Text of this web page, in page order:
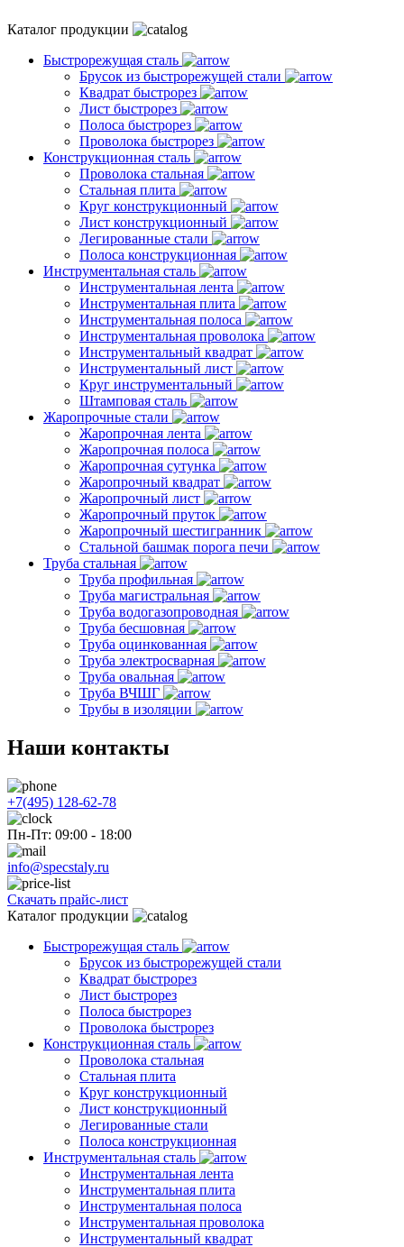
Каталог продукции
Быстрорежущая сталь
Брусок из быстрорежущей стали
Квадрат быстрорез
Лист быстрорез
Полоса быстрорез
Проволока быстрорез
Конструкционная сталь
Проволока стальная
Стальная плита
Круг конструкционный
Лист конструкционный
Легированные стали
Полоса конструкционная
Инструментальная сталь
Инструментальная лента
Инструментальная плита
Инструментальная полоса
Инструментальная проволока
Инструментальный квадрат
Инструментальный лист
Круг инструментальный
Штамповая сталь
Жаропрочные стали
Жаропрочная лента
Жаропрочная полоса
Жаропрочная сутунка
Жаропрочный квадрат
Жаропрочный лист
Жаропрочный пруток
Жаропрочный шестигранник
Стальной башмак порога печи
Труба стальная
Труба профильная
Труба магистральная
Труба водогазопроводная
Труба бесшовная
Труба оцинкованная
Труба электросварная
Труба овальная
Труба ВЧШГ
Трубы в изоляции
Наши контакты
+7(495) 128-62-78
Пн-Пт: 09:00 - 18:00
info@specstaly.ru
Скачать прайс-лист
Каталог продукции
Быстрорежущая сталь
Брусок из быстрорежущей стали
Квадрат быстрорез
Лист быстрорез
Полоса быстрорез
Проволока быстрорез
Конструкционная сталь
Проволока стальная
Стальная плита
Круг конструкционный
Лист конструкционный
Легированные стали
Полоса конструкционная
Инструментальная сталь
Инструментальная лента
Инструментальная плита
Инструментальная полоса
Инструментальная проволока
Инструментальный квадрат